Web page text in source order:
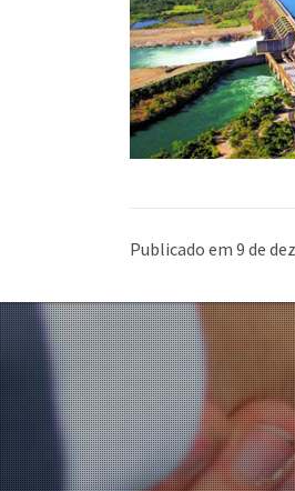
Publicado em 9 de